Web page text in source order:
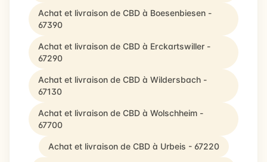
Achat et livraison de CBD à Boesenbiesen -
67390
Achat et livraison de CBD à Erckartswiller -
67290
Achat et livraison de CBD à Wildersbach -
67130
Achat et livraison de CBD à Wolschheim -
67700
Achat et livraison de CBD à Urbeis - 67220